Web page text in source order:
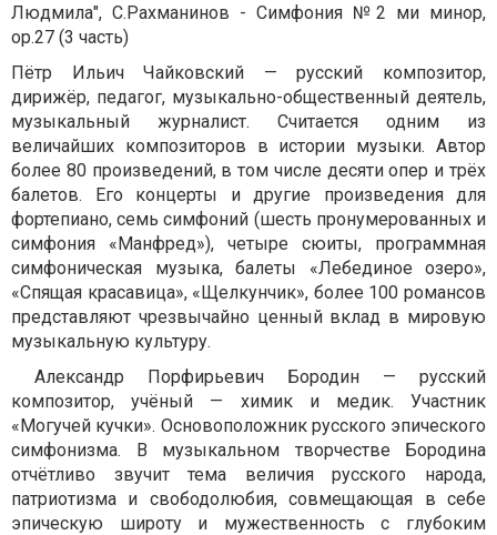
Людмила", С.Рахманинов - Симфония №2 ми минор,
ор.27 (3 часть)
Пётр Ильич Чайковский — русский композитор,
дирижёр, педагог, музыкально-общественный деятель,
музыкальный журналист. Считается одним из
величайших композиторов в истории музыки. Автор
более 80 произведений, в том числе десяти опер и трёх
балетов. Его концерты и другие произведения для
фортепиано, семь симфоний (шесть пронумерованных и
симфония «Манфред»), четыре сюиты, программная
симфоническая музыка, балеты «Лебединое озеро»,
«Спящая красавица», «Щелкунчик», более 100 романсов
представляют чрезвычайно ценный вклад в мировую
музыкальную культуру.
Александр Порфирьевич Бородин — русский
композитор, учёный — химик и медик. Участник
«Могучей кучки». Основоположник русского эпического
симфонизма. В музыкальном творчестве Бородина
отчётливо звучит тема величия русского народа,
патриотизма и свободолюбия, совмещающая в себе
эпическую широту и мужественность с глубоким